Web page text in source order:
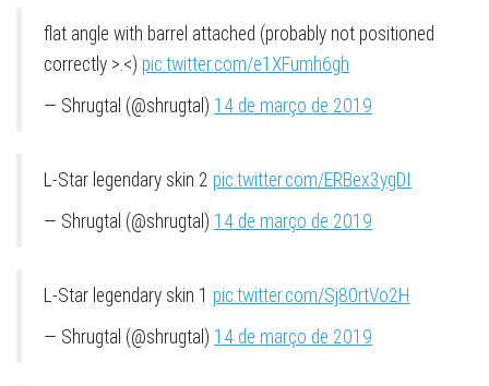
flat angle with barrel attached (probably not positioned
correctly >.<) pic.twitter.com/e1XFumh6gh
— Shrugtal (@shrugtal) 14 de março de 2019
L-Star legendary skin 2 pic.twitter.com/ERBex3ygDI
— Shrugtal (@shrugtal) 14 de março de 2019
L-Star legendary skin 1 pic.twitter.com/Sj80rtVo2H
— Shrugtal (@shrugtal) 14 de março de 2019